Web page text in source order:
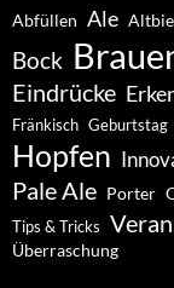
Abfüllen Ale
Bock
Eindrücke
Fränkisch Geburtstag
Hopfen
Pale Ale Porter
Tips & Tricks
Überraschung